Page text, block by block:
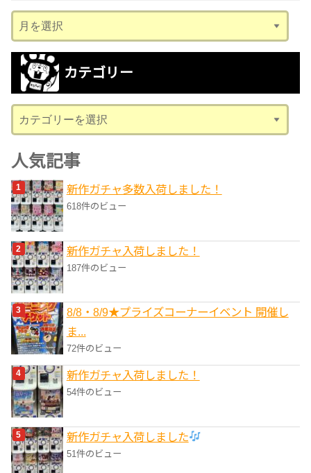
ー
カ
ブ
カテゴリー
テ
ゴ
リ
ー
人気記事
新作ガチャ多数入荷しました！
618件のビュー
新作ガチャ入荷しました！
187件のビュー
8/8・8/9★プライズコーナーイベント 開催し
ま...
72件のビュー
新作ガチャ入荷しました！
54件のビュー
新作ガチャ入荷しました
51件のビュー